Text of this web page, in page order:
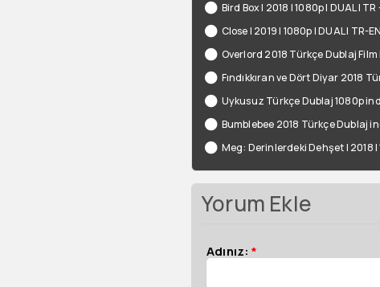
Bird Box | 2018 | 1080p | DUAL | TR
Close | 2019 | 1080p | DUAL | TR-
Overlord 2018 Türkçe Dublaj
Fındıkkıran ve Dört Diyar 2018
Uykusuz Türkçe Dublaj 1080p
Bumblebee 2018 Türkçe Dublaj
Meg: Derinlerdeki Dehşet | 2018 |
Yorum Ekle
Adınız: *